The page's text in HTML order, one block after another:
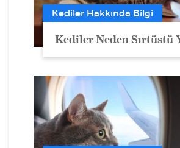
Kediler Hakkında Bilgi
Kediler Neden Sırtüstü